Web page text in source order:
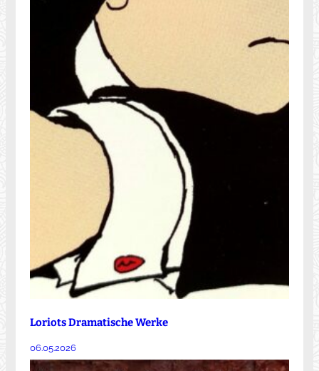
Loriots Dramatische Werke
06.05.2026